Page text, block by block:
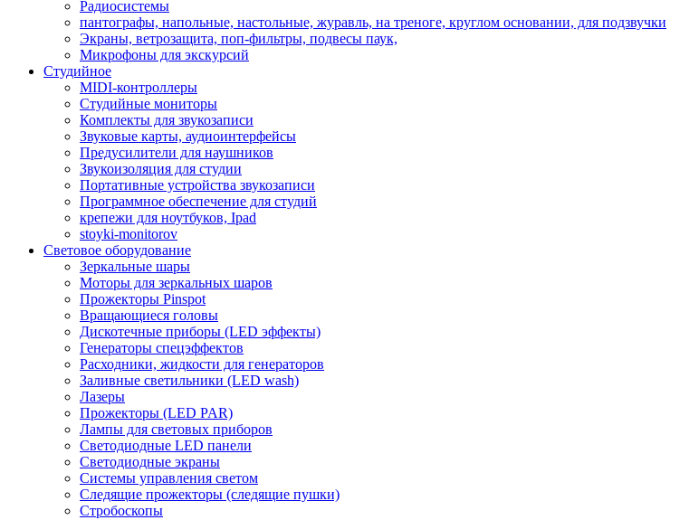
Радиосистемы
пантографы, напольные, настольные, журавль, на треноге, круглом основании, для подзвучки
Экраны, ветрозащита, поп-фильтры, подвесы паук,
Микрофоны для экскурсий
Студийное
MIDI-контроллеры
Студийные мониторы
Комплекты для звукозаписи
Звуковые карты, аудиоинтерфейсы
Предусилители для наушников
Звукоизоляция для студии
Портативные устройства звукозаписи
Программное обеспечение для студий
крепежи для ноутбуков, Ipad
stoyki-monitorov
Световое оборудование
Зеркальные шары
Моторы для зеркальных шаров
Прожекторы Pinspot
Вращающиеся головы
Дискотечные приборы (LED эффекты)
Генераторы спецэффектов
Расходники, жидкости для генераторов
Заливные светильники (LED wash)
Лазеры
Прожекторы (LED PAR)
Лампы для световых приборов
Светодиодные LED панели
Светодиодные экраны
Системы управления светом
Следящие прожекторы (следящие пушки)
Стробоскопы